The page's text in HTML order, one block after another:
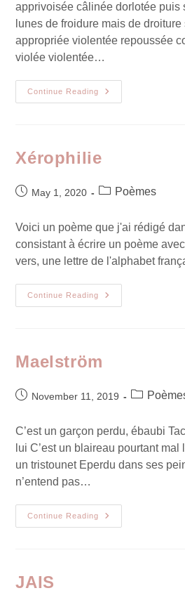
apprivoisée câlinée dorlotée puis
lunes de froidure mais de
appropriée violentée repoussée
violée violentée…
Continue Reading
Xérophilie
May 1, 2020 Poèmes
Voici un poème que j'ai rédigé
consistant à écrire un poème
vers, une lettre de l'alphabet
Continue Reading
Maelström
November 11, 2019
C’est un garçon perdu, ébaubi
lui C’est un blaireau pourtant mal
un tristounet Eperdu dans ses
n’entend pas…
Continue Reading
JAIS